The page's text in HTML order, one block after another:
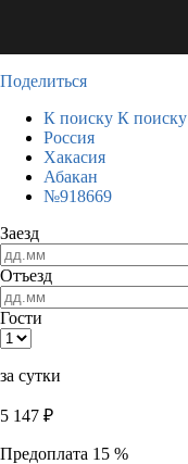
Поделиться
К поиску К поиску
Россия
Хакасия
Абакан
№918669
Заезд
Отъезд
Гости
за сутки
5 147 ₽
Предоплата 15 %